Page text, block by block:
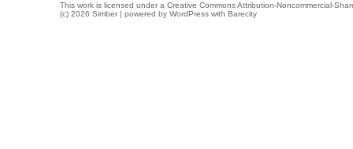
This work is licensed under a Creative Commons Attribution-Noncommercial-
(c) 2026 Simber | powered by WordPress with Barecity